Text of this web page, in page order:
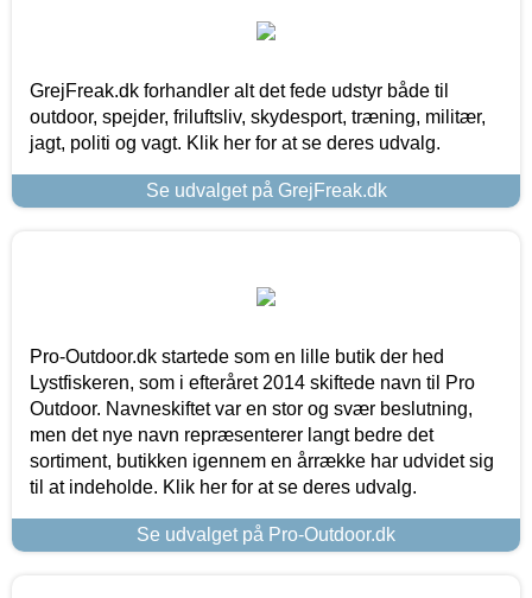
GrejFreak.dk forhandler alt det fede udstyr både til
outdoor, spejder, friluftsliv, skydesport, træning, militær,
jagt, politi og vagt. Klik her for at se deres udvalg.
Se udvalget på GrejFreak.dk
Pro-Outdoor.dk startede som en lille butik der hed
Lystfiskeren, som i efteråret 2014 skiftede navn til Pro
Outdoor. Navneskiftet var en stor og svær beslutning,
men det nye navn repræsenterer langt bedre det
sortiment, butikken igennem en årrække har udvidet sig
til at indeholde. Klik her for at se deres udvalg.
Se udvalget på Pro-Outdoor.dk